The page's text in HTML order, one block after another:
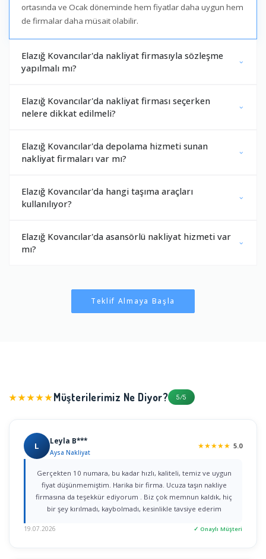
ortasında ve Ocak döneminde hem fiyatlar daha uygun hem
de firmalar daha müsait olabilir.
Elazığ Kovancılar'da nakliyat firmasıyla sözleşme
yapılmalı mı?
Elazığ Kovancılar'da nakliyat firması seçerken
nelere dikkat edilmeli?
Elazığ Kovancılar'da depolama hizmeti sunan
nakliyat firmaları var mı?
Elazığ Kovancılar'da hangi taşıma araçları
kullanılıyor?
Elazığ Kovancılar'da asansörlü nakliyat hizmeti var
mı?
Teklif Almaya Başla
★★★★★Müşterilerimiz Ne Diyor? 5/5
L Leyla B***
Aysa Nakliyat
★★★★★ 5.0
Gerçekten 10 numara, bu kadar hızlı, kaliteli, temiz ve uygun
fiyat düşünmemiştim. Harika bir firma. Ucuza taşın nakliye
firmasına da teşekkür ediyorum . Biz çok memnun kaldık, hiç
bir şey kırılmadı, kaybolmadı, kesinlikle tavsiye ederim
19.07.2026 ✓ Onaylı Müşteri